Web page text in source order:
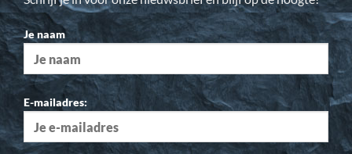
Je naam
E-mailadres: